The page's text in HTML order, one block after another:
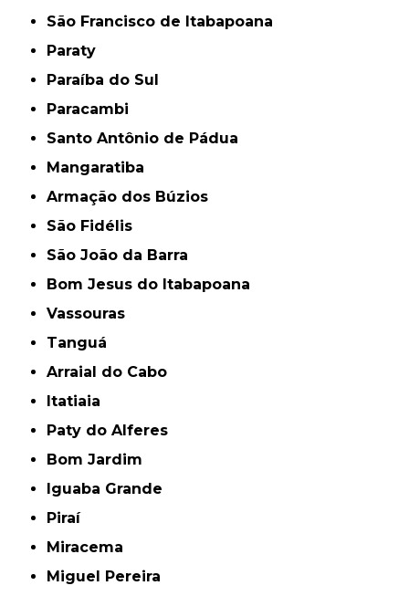
São Francisco de Itabapoana
Paraty
Paraíba do Sul
Paracambi
Santo Antônio de Pádua
Mangaratiba
Armação dos Búzios
São Fidélis
São João da Barra
Bom Jesus do Itabapoana
Vassouras
Tanguá
Arraial do Cabo
Itatiaia
Paty do Alferes
Bom Jardim
Iguaba Grande
Piraí
Miracema
Miguel Pereira